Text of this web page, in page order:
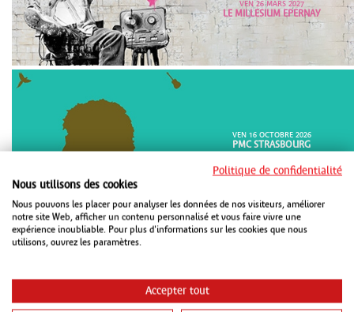
VEN 26 MARS 2027
LE MILLESIUM EPERNAY
VEN 16 OCTOBRE 2026
PMC STRASBOURG
CHAUDEAU LUDRES
METZ
Politique de confidentialité
Nous utilisons des cookies
Nous pouvons les placer pour analyser les données de nos visiteurs, améliorer
notre site Web, afficher un contenu personnalisé et vous faire vivre une
expérience inoubliable. Pour plus d'informations sur les cookies que nous
utilisons, ouvrez les paramètres.
Accepter tout